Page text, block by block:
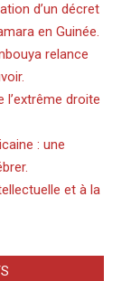
d’un décret
en Guinée.
relance
l’extrême droite
: une
et à la